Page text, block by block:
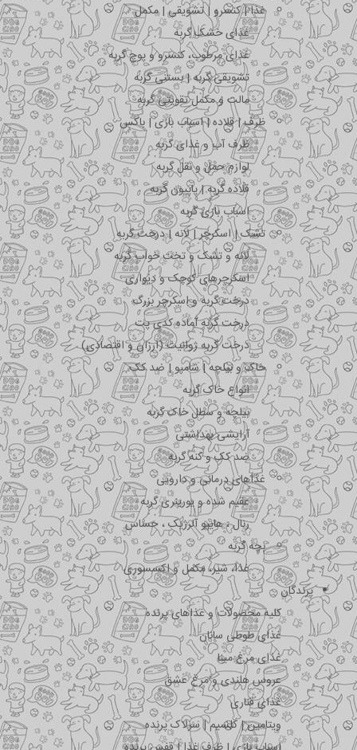
غذا | کنسرو | تشویقی | مکمل
غذای خشک گربه
غذای مرطوب، کنسرو و پوچ گربه
تشویقی گربه | بستنی گربه
مالت و مکمل تقویتی گربه
ظرف | قلاده | اسباب بازی | باکس
ظرف آب و غذای گربه
لوازم حمل و نقل گربه
قلاده گربه | پاپیون گربه
اسباب بازی گربه
تشک | اسکرچر | لانه | درخت گربه
لانه و تشک و تخت خواب گربه
اسکرچرهای کوچک و دیواری
درخت گربه و اسکرچر بزرگ
درخت گربه آماده کدی پت
درخت گربه ژوانیت (ارزان و اقتصادی)
خاک و بیلچه | شامپو | ضد کک
انواع خاک گربه
بیلچه و سطل خاک گربه
آرایشی بهداشتی
ضد کک و کنه گربه
غذاهای درمانی و دارویی
عقیم شده و یورینری گربه
رنال ، هایپو آلرژیک ، حساس
بچه گربه
غذا، شیر، مکمل و اکسسوری
پرندگان
کلیه محصولات و غذاهای پرنده
غذای طوطی سانان
غذای مرغ مینا
عروس هلندی و مرغ عشق
غذای قناری
ویتامین | کلسیم | سرلاک پرنده